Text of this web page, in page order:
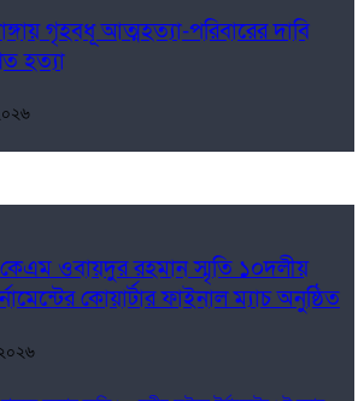
গৃহবধূ আত্মহত্যা-পরিবারের দাবি
হত্যা
ওবায়দুর রহমান স্মৃতি ১০দলীয়
কোয়ার্টার ফাইনাল ম্যাচ অনুষ্ঠিত